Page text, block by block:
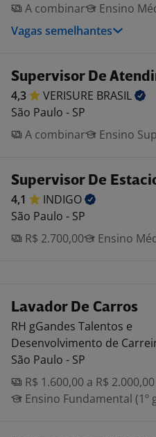
A combinar
Ensino
Vagas semelhantes
Supervisor De
4,3 VERISURE BRASIL
São Paulo - SP
A combinar
Ensino
Supervisor De
4,1
INDIGO
São Paulo - SP
R$ 2.700,00
Ensino
Lavador De Carros
RH gGandes Talentos e
Desenvolvimento de
São Paulo - SP
R$ 1.600,00 a R$ 2.000,00
Ensino Fundamental (1º